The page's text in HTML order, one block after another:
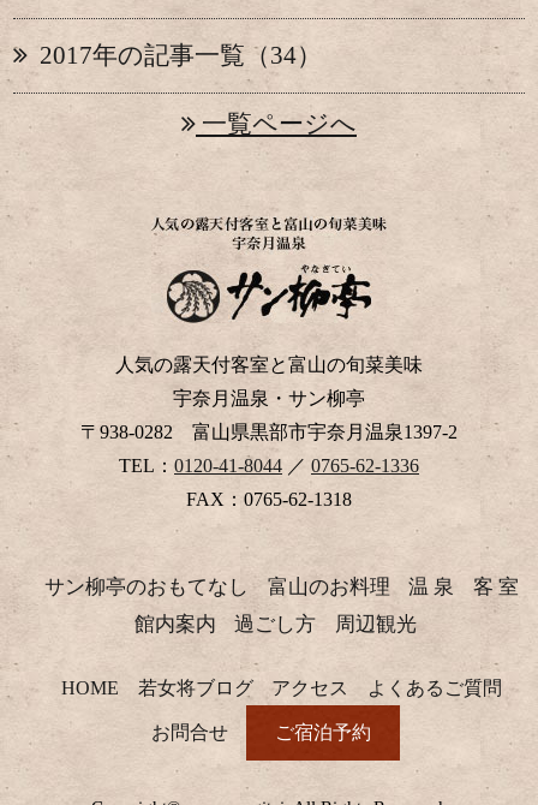
2017年の記事一覧（34）
一覧ページへ
人気の露天付客室と富山の旬菜美味
宇奈月温泉・サン柳亭
〒938-0282 富山県黒部市宇奈月温泉1397-2
TEL： 0120-41-8044 ／ 0765-62-1336
FAX：0765-62-1318
サン柳亭のおもてなし 富山のお料理 温 泉
客 室
館内案内
過ごし方 周辺観光
HOME 若女将ブログ アクセス よくあるご質問
お問合せ ご宿泊予約